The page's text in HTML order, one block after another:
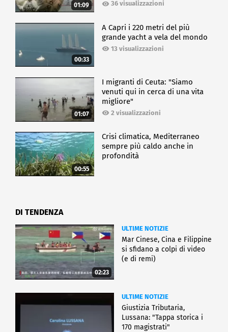
01:09 36 visualizzazioni
00:33
A Capri i 220 metri del più
grande yacht a vela del mondo
13 visualizzazioni
01:07
I migranti di Ceuta: "Siamo
venuti qui in cerca di una vita
migliore"
2 visualizzazioni
00:55
Crisi climatica, Mediterraneo
sempre più caldo anche in
profondità
DI TENDENZA
02:23
ULTIME NOTIZIE
Mar Cinese, Cina e Filippine
si sfidano a colpi di video
(e di remi)
ULTIME NOTIZIE
Giustizia Tributaria,
Lussana: "Tappa storica i
170 magistrati"